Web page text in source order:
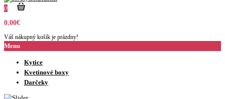
0
0.00€
Váš nákupný košík je prázdny!
Menu
Kytice
Kvetinové boxy
Darčeky